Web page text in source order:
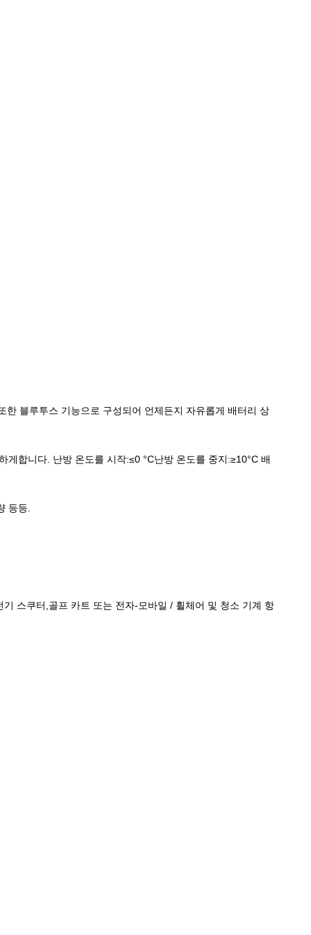
블루투스 기능으로 구성되어 언제든지 자유롭게 배터리 상
합니다. 난방 온도를 시작:≤0 °C난방 온도를 중지:≥10°C 배
등등.
스쿠터,골프 카트 또는 전자-모바일 / 휠체어 및 청소 기계 항